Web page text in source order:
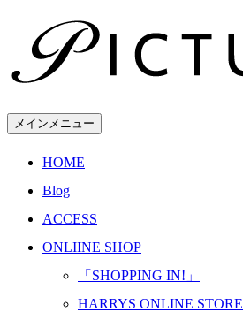
ン
スメインメニュー
HOME
Blog
ACCESS
ONLIINE SHOP
「SHOPPING IN!」
HARRYS ONLINE STORE